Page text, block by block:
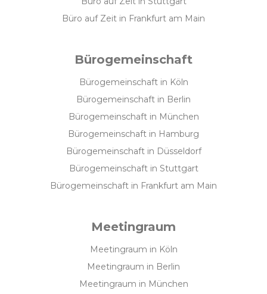
Büro auf Zeit in Frankfurt am Main
Bürogemeinschaft
Bürogemeinschaft in Köln
Bürogemeinschaft in Berlin
Bürogemeinschaft in München
Bürogemeinschaft in Hamburg
Bürogemeinschaft in Düsseldorf
Bürogemeinschaft in Stuttgart
Bürogemeinschaft in Frankfurt am Main
Meetingraum
Meetingraum in Köln
Meetingraum in Berlin
Meetingraum in München